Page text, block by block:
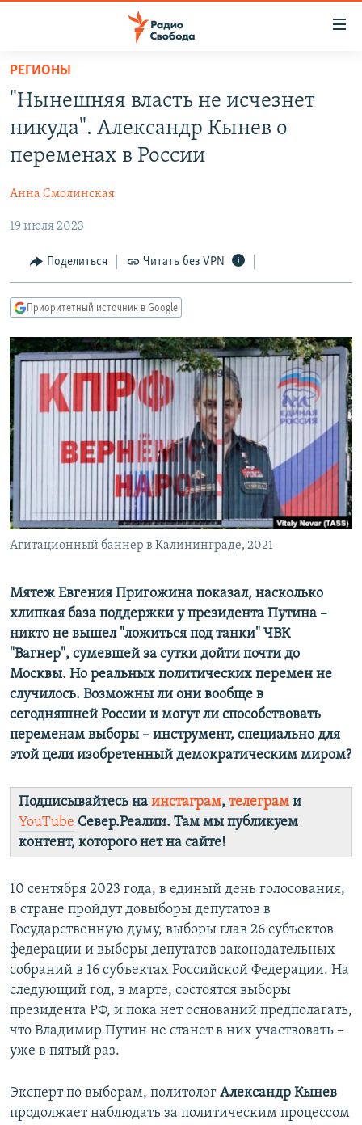
упрощенного
доступа
основному
Вернутся
навигации
Вернутся
поиску
ПРОГРАММЫ
ПОДКАСТЫ
АВТОРСКИЕ ПРОЕКТЫ
МНЕНИЯ
КУЛЬТУРА
IDEL.РЕАЛИИ
СЕВЕР.РЕАЛИИ
СИБИРЬ.РЕАЛИИ
РАСПИСАНИЕ ВЕЩАНИЯ
ПОДПИШИТЕСЬ НА РАССЫЛКУ
СОЦИАЛЬНЫЕ СЕТИ
РЕГИОНЫ
"Нынешняя власть не исчезнет
никуда". Александр Кынев о
переменах в России
Анна Смолинская
19 июля 2023
Поделиться Читать без VPN
Приоритетный источник в Google
Агитационный баннер в Калининграде, 2021
Мятеж Евгения Пригожина показал, насколько
хлипкая база поддержки у президента Путина –
никто не вышел "ложиться под танки" ЧВК
"Вагнер", сумевшей за сутки дойти почти до
Москвы. Но реальных политических перемен не
случилось. Возможны ли они вообще в
сегодняшней России и могут ли способствовать
переменам выборы – инструмент, специально для
этой цели изобретенный демократическим миром?
Подписывайтесь на инстаграм, телеграм и
YouTube Север.Реалии. Там мы публикуем
контент, которого нет на сайте!
10 сентября 2023 года, в единый день голосования,
в стране пройдут довыборы депутатов в
Государственную думу, выборы глав 26 субъектов
федерации и выборы депутатов законодательных
собраний в 16 субъектах Российской Федерации. На
следующий год, в марте, состоятся выборы
президента РФ, и пока нет оснований предполагать,
что Владимир Путин не станет в них участвовать –
уже в пятый раз.
Эксперт по выборам, политолог Александр Кынев
продолжает наблюдать за политическим процессом